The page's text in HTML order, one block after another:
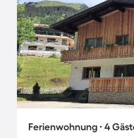
Ferienwohnung ∙ 4